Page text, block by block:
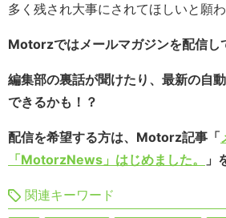
多く残され大事にされてほしいと願
Motorzではメールマガジンを配信し
編集部の裏話が聞けたり、最新の自
できるかも！？
配信を希望する方は、Motorz記事「
「MotorzNews」はじめました。
」
関連キーワード